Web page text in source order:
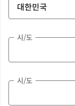
시/도
시/도